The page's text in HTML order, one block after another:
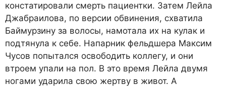
констатировали смерть пациентки. Затем Лейла
Джабраилова, по версии обвинения, схватила
Баймурзину за волосы, намотала их на кулак и
подтянула к себе. Напарник фельдшера Максим
Чусов попытался освободить коллегу, и они
втроем упали на пол. В это время Лейла двумя
ногами ударила свою жертву в живот. А